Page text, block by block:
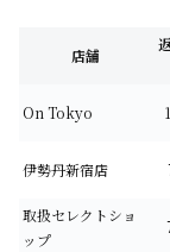
店舗
On Tokyo
伊勢丹新宿店
取扱セレクトショ
ップ